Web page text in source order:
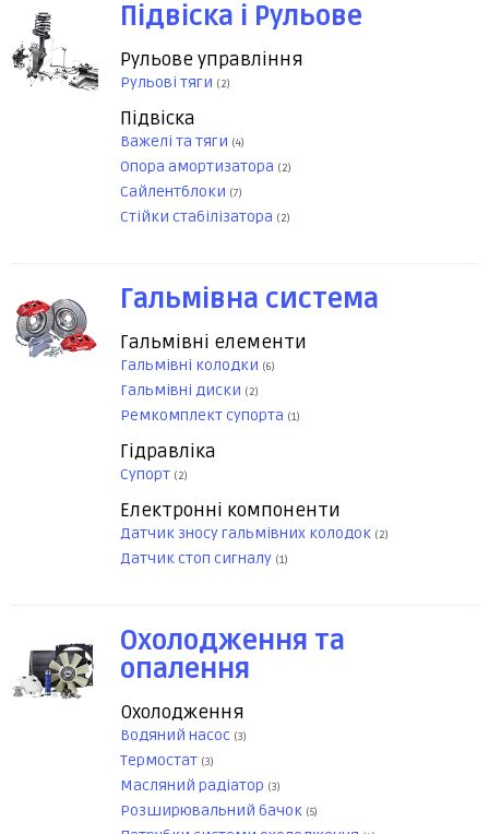
Підвіска і Рульове
Рульове управління
Рульові тяги (2)
Підвіска
Важелі та тяги (4)
Опора амортизатора (2)
Сайлентблоки (7)
Стійки стабілізатора (2)
Гальмівна система
Гальмівні елементи
Гальмівні колодки (6)
Гальмівні диски (2)
Ремкомплект супорта (1)
Гідравліка
Супорт (2)
Електронні компоненти
Датчик зносу гальмівних колодок (2)
Датчик стоп сигналу (1)
Охолодження та
опалення
Охолодження
Водяний насос (3)
Термостат (3)
Масляний радіатор (3)
Розширювальний бачок (5)